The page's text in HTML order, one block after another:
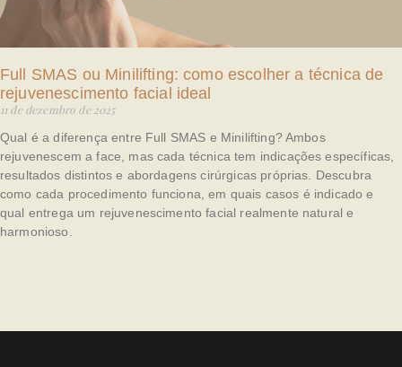
Full SMAS ou Minilifting: como escolher a técnica de
rejuvenescimento facial ideal
11 de dezembro de 2025
Qual é a diferença entre Full SMAS e Minilifting? Ambos
rejuvenescem a face, mas cada técnica tem indicações específicas,
resultados distintos e abordagens cirúrgicas próprias. Descubra
como cada procedimento funciona, em quais casos é indicado e
qual entrega um rejuvenescimento facial realmente natural e
harmonioso.